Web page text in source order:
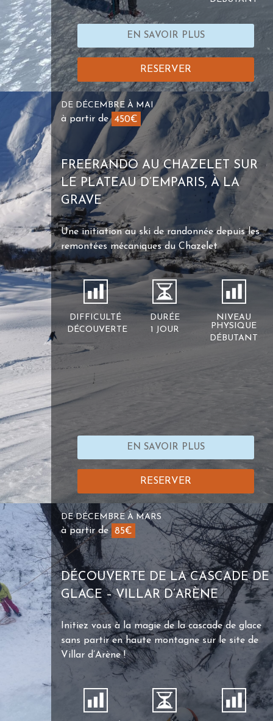
EN SAVOIR PLUS
RESERVER
DE DÉCEMBRE À MAI
à partir de 450€
FREERANDO AU CHAZELET SUR
LE PLATEAU D’EMPARIS, À LA
GRAVE
Une initiation au ski de randonnée depuis les
remontées mécaniques du Chazelet
DIFFICULTÉ
DÉCOUVERTE
DURÉE
1 JOUR
NIVEAU
PHYSIQUE
DÉBUTANT
EN SAVOIR PLUS
RESERVER
DE DÉCEMBRE À MARS
à partir de 85€
DÉCOUVERTE DE LA CASCADE DE
GLACE – VILLAR D’ARÈNE
Initiez vous à la magie de la cascade de glace
sans partir en haute montagne sur le site de
Villar d’Arène !